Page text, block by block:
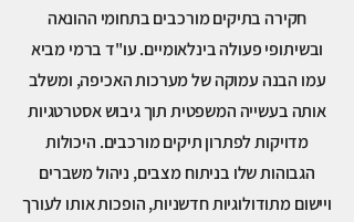
חקירה בתיקים מורכבים בתחומי ההונאה
ובשיתופי פעולה בינלאומיים. עו"ד ברמי מביא
עמו הבנה עמוקה של מערכות האכיפה, ומשלב
אותה בעשייה המשפטית תוך גיבוש אסטרטגיות
מדויקות לפתרון תיקים מורכבים. היכולות
הגבוהות שלו בניתוח מצבים, ניהול משברים
ויישום מתודולוגיות חדשניות, הופכות אותו לעורך